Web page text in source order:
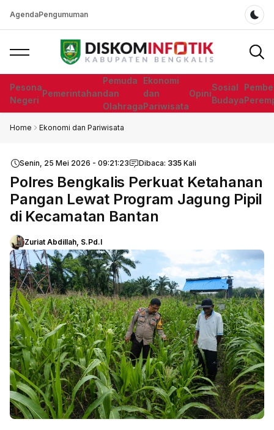
AgendaPengumuman
Pesona
Negeri
Pemerintahan
Pemuda
dan
Olahraga
Ekonomi
dan
Pariwisata
Opini
Sosial
Budaya
Home Ekonomi dan Pariwisata
Senin, 25 Mei 2026 - 09:21:23 Dibaca: 335 Kali
Polres Bengkalis Perkuat Ketahanan
Pangan Lewat Program Jagung Pipil
di Kecamatan Bantan
Zuriat Abdillah, S.Pd.I